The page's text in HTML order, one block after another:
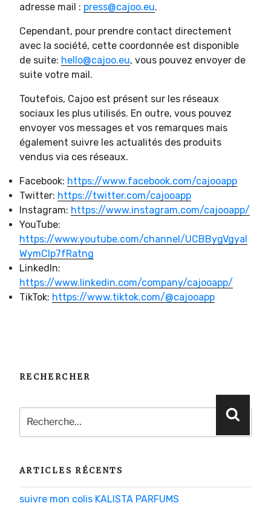
adresse mail : press@cajoo.eu.
Cependant, pour prendre contact directement
avec la société, cette coordonnée est disponible
de suite: hello@cajoo.eu, vous pouvez envoyer de
suite votre mail.
Toutefois, Cajoo est présent sur les réseaux
sociaux les plus utilisés. En outre, vous pouvez
envoyer vos messages et vos remarques mais
également suivre les actualités des produits
vendus via ces réseaux.
Facebook: https://www.facebook.com/cajooapp
Twitter: https://twitter.com/cajooapp
Instagram: https://www.instagram.com/cajooapp/
YouTube:
https://www.youtube.com/channel/UCBBygVgyal
WymCIp7fRatng
LinkedIn:
https://www.linkedin.com/company/cajooapp/
TikTok: https://www.tiktok.com/@cajooapp
RECHERCHER
Recherche
pour
:
ARTICLES RÉCENTS
suivre mon colis KALISTA PARFUMS